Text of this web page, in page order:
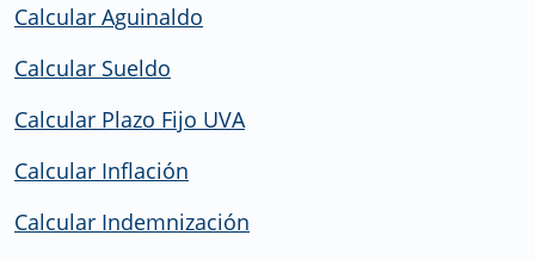
Calcular Aguinaldo
Calcular Sueldo
Calcular Plazo Fijo UVA
Calcular Inflación
Calcular Indemnización